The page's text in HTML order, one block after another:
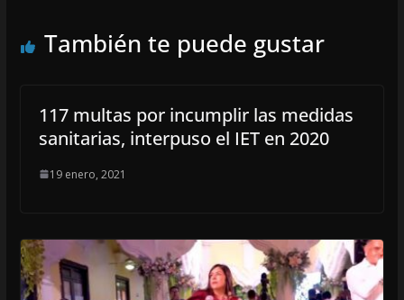
También te puede gustar
117 multas por incumplir las medidas
sanitarias, interpuso el IET en 2020
19 enero, 2021